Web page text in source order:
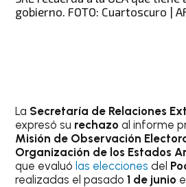
gobierno. FOTO: Cuartoscuro |
La Secretaría de Relaciones
expresó su rechazo al informe
Misión de Observación
Organización de los Estados
que evaluólas eleccionesdel
realizadas el pasado1 de junio